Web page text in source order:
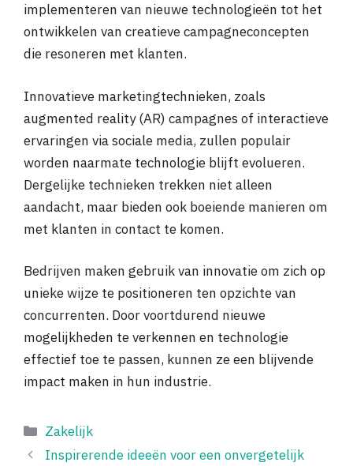
implementeren van nieuwe technologieën tot het
ontwikkelen van creatieve campagneconcepten
die resoneren met klanten.
Innovatieve marketingtechnieken, zoals
augmented reality (AR) campagnes of interactieve
ervaringen via sociale media, zullen populair
worden naarmate technologie blijft evolueren.
Dergelijke technieken trekken niet alleen
aandacht, maar bieden ook boeiende manieren om
met klanten in contact te komen.
Bedrijven maken gebruik van innovatie om zich op
unieke wijze te positioneren ten opzichte van
concurrenten. Door voortdurend nieuwe
mogelijkheden te verkennen en technologie
effectief toe te passen, kunnen ze een blijvende
impact maken in hun industrie.
Categorieën
Zakelijk
Inspirerende ideeën voor een onvergetelijk